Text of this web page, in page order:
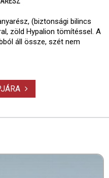
(biztonsági bilincs
zöld Hypalion tömítéssel. A
áll össze, szét nem